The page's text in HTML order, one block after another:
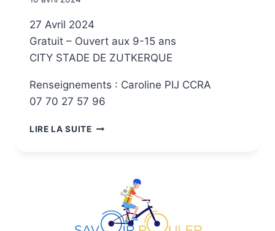
27 Avril 2024
Gratuit – Ouvert aux 9-15 ans
CITY STADE DE ZUTKERQUE
Renseignements : Caroline PIJ CCRA
07 70 27 57 96
LIRE LA SUITE